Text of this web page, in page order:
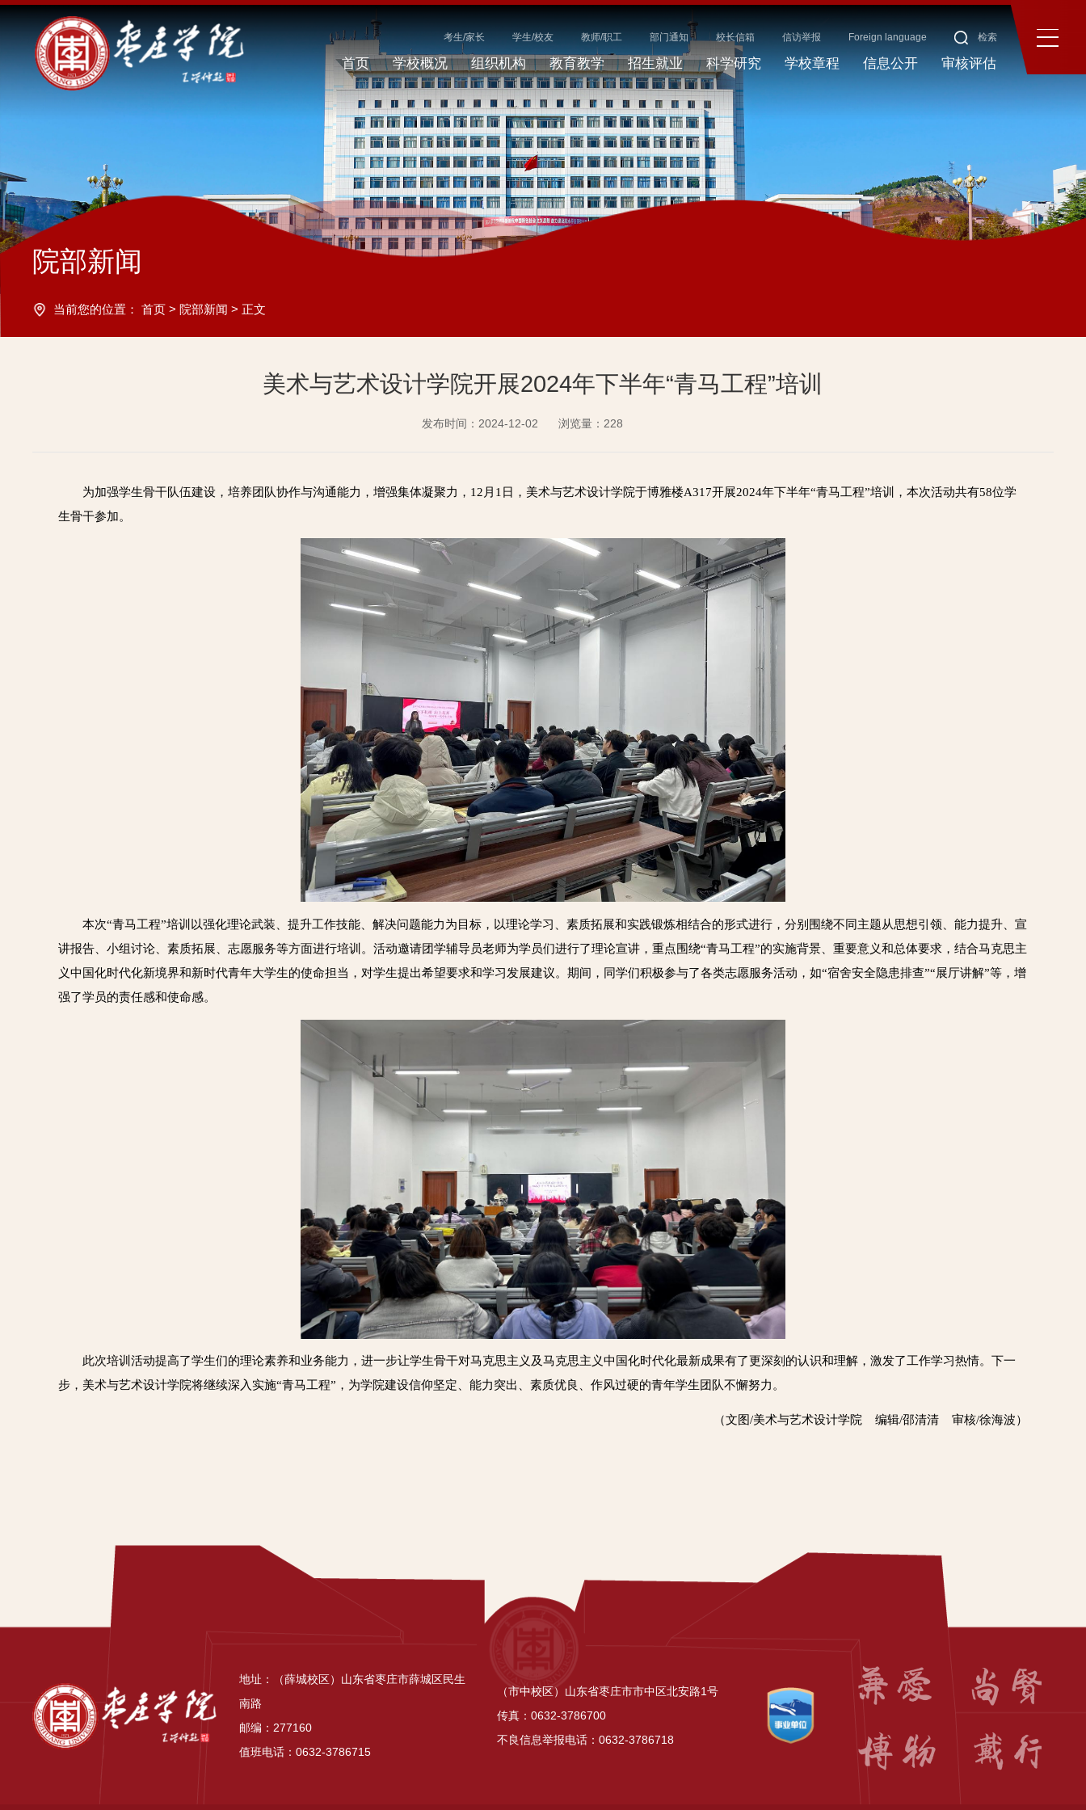
考生/家长 学生/校友 教师/职工 部门通知 校长信箱 信访举报 Foreign language 检索
首页 学校概况 组织机构 教育教学 招生就业 科学研究 学校章程 信息公开 审核评估
院部新闻
当前您的位置： 首页> 院部新闻 > 正文
美术与艺术设计学院开展2024年下半年“青马工程”培训
发布时间：2024-12-02 浏览量：228
为加强学生骨干队伍建设，培养团队协作与沟通能力，增强集体凝聚力，12月1日，美术与艺术设计学院于博雅楼A317开展2024年下半年“青马工程”培训，本次活动共有58位学
生骨干参加。
本次“青马工程”培训以强化理论武装、提升工作技能、解决问题能力为目标，以理论学习、素质拓展和实践锻炼相结合的形式进行，分别围绕不同主题从思想引领、能力提升、宣
讲报告、小组讨论、素质拓展、志愿服务等方面进行培训。活动邀请团学辅导员老师为学员们进行了理论宣讲，重点围绕“青马工程”的实施背景、重要意义和总体要求，结合马克思主
义中国化时代化新境界和新时代青年大学生的使命担当，对学生提出希望要求和学习发展建议。期间，同学们积极参与了各类志愿服务活动，如“宿舍安全隐患排查”“展厅讲解”等，增
强了学员的责任感和使命感。
此次培训活动提高了学生们的理论素养和业务能力，进一步让学生骨干对马克思主义及马克思主义中国化时代化最新成果有了更深刻的认识和理解，激发了工作学习热情。下一
步，美术与艺术设计学院将继续深入实施“青马工程”，为学院建设信仰坚定、能力突出、素质优良、作风过硬的青年学生团队不懈努力。
（文图/美术与艺术设计学院 编辑/邵清清 审核/徐海波）
地址：（薛城校区）山东省枣庄市薛城区民生
南路
邮编：277160
值班电话：0632-3786715
（市中校区）山东省枣庄市市中区北安路1号
传真：0632-3786700
不良信息举报电话：0632-3786718